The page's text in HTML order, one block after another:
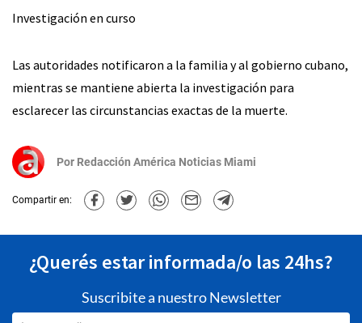
Investigación en curso
Las autoridades notificaron a la familia y al gobierno cubano,
mientras se mantiene abierta la investigación para
esclarecer las circunstancias exactas de la muerte.
Por Redacción América Noticias Miami
Compartir en:
¿Querés estar informada/o las 24hs?
Suscribite a nuestro Newsletter